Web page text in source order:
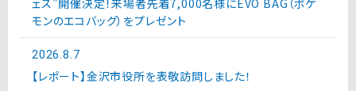
モンのエコバッグ）をプレゼント
2026.8.7
【レポート】金沢市役所を表敬訪問しました！